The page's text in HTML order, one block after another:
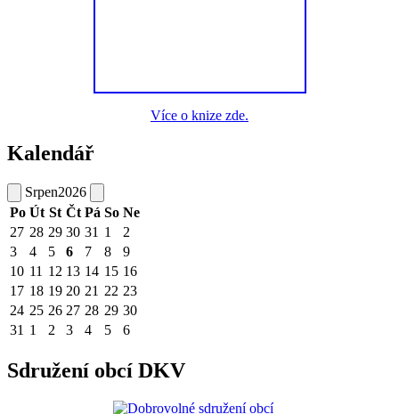
Více o knize zde.
Kalendář
Srpen2026
Po Út St Čt Pá So Ne
27 28 29 30 31 1
2
3
4 5 6 7 8
9
10 11 12 13 14 15 16
17 18 19 20 21 22 23
24 25 26 27 28 29 30
31 1 2 3 4 5 6
Sdružení obcí DKV